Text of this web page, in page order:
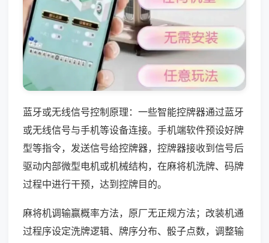
蓝牙或无线信号控制原理：一些智能控牌器通过蓝牙
或无线信号与手机等设备连接。手机端软件预设好牌
型等指令，发送信号给控牌器，控牌器接收到信号后
驱动内部微型电机或机械结构，在麻将机洗牌、码牌
过程中进行干预，达到控牌目的。
麻将机调输赢概率方法，原厂无正规方法；改装机通
过程序设定洗牌逻辑、牌序分布、骰子点数，调整输